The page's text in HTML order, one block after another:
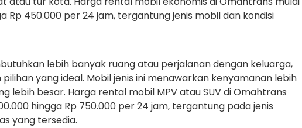
Rp 450.000 per 24 jam, tergantung jenis mobil dan kondisi
lebih banyak ruang atau perjalanan dengan keluarga,
pilihan yang ideal. Mobil jenis ini menawarkan kenyamanan lebih
lebih besar. Harga rental mobil MPV atau SUV di Omahtrans
hingga Rp 750.000 per 24 jam, tergantung pada jenis
yang tersedia.